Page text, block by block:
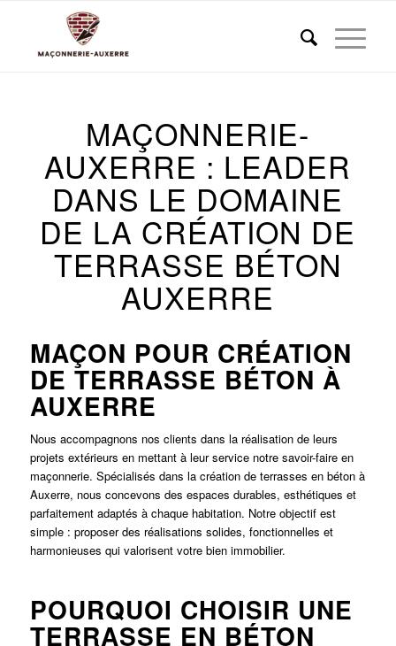
MAÇONNERIE-
AUXERRE : LEADER
DANS LE DOMAINE
DE LA CRÉATION DE
TERRASSE BÉTON
AUXERRE
MAÇON POUR CRÉATION
DE TERRASSE BÉTON À
AUXERRE
Nous accompagnons nos clients dans la réalisation de leurs
projets extérieurs en mettant à leur service notre savoir-faire en
maçonnerie. Spécialisés dans la création de terrasses en béton à
Auxerre, nous concevons des espaces durables, esthétiques et
parfaitement adaptés à chaque habitation. Notre objectif est
simple : proposer des réalisations solides, fonctionnelles et
harmonieuses qui valorisent votre bien immobilier.
POURQUOI CHOISIR UNE
TERRASSE EN BÉTON